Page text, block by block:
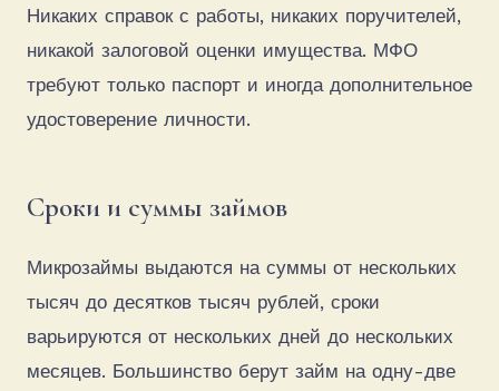
Никаких справок с работы, никаких поручителей,
никакой залоговой оценки имущества. МФО
требуют только паспорт и иногда дополнительное
удостоверение личности.
Сроки и суммы займов
Микрозаймы выдаются на суммы от нескольких
тысяч до десятков тысяч рублей, сроки
варьируются от нескольких дней до нескольких
месяцев. Большинство берут займ на одну-две